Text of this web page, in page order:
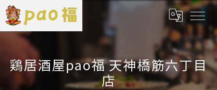
鶏居酒屋pao福 天神橋筋六丁目
店